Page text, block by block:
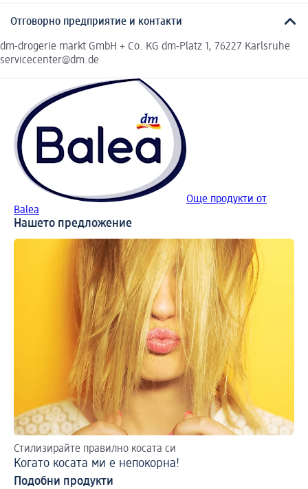
Отговорно предприятие и контакти
dm-drogerie markt GmbH + Co. KG dm-Platz 1, 76227 Karlsruhe
servicecenter@dm.de
Още продукти от
Balea
Нашето предложение
Стилизирайте правилно косата си
Когато косата ми е непокорна!
Подобни продукти